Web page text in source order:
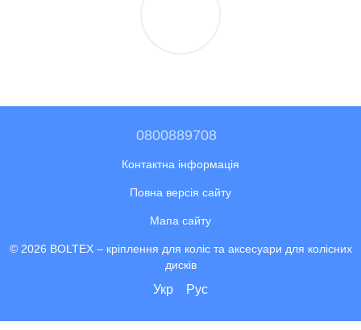
0800889708
Контактна інформація
Повна версія сайту
Мапа сайту
© 2026 BOLTEX – кріплення для коліс та аксесуари для колісних
дисків
Укр Рус